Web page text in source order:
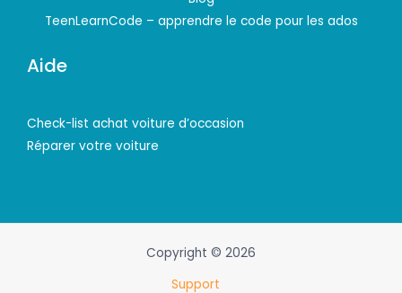
TeenLearnCode – apprendre le code pour les ados
Aide
Check-list achat voiture d’occasion
Réparer votre voiture
Copyright © 2026
Support